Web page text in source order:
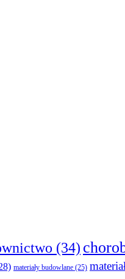
(34)
materiały budowlane (25)